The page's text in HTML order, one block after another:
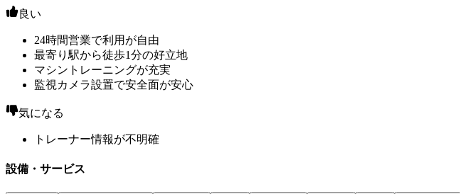
良い
24時間営業で利用が自由
最寄り駅から徒歩1分の好立地
マシントレーニングが充実
監視カメラ設置で安全面が安心
気になる
トレーナー情報が不明確
設備・サービス